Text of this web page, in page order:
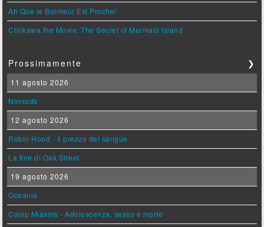
Ah Que le Bonheur Est Proche!
Chiikawa the Movie: The Secret of Mermaid Island
Prossimamente ❯
11 agosto 2026
Nimrods
12 agosto 2026
Robin Hood - Il prezzo del sangue
La fine di Oak Street
19 agosto 2026
Oceania
Camp Miasma - Adolescenza, sesso e morte